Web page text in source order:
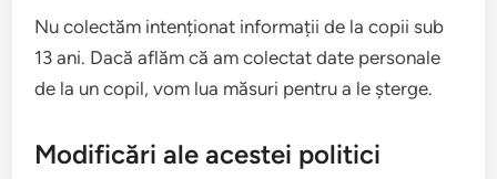
Nu colectăm intenționat informații de la copii sub
13 ani. Dacă aflăm că am colectat date personale
de la un copil, vom lua măsuri pentru a le șterge.
Modificări ale acestei politici